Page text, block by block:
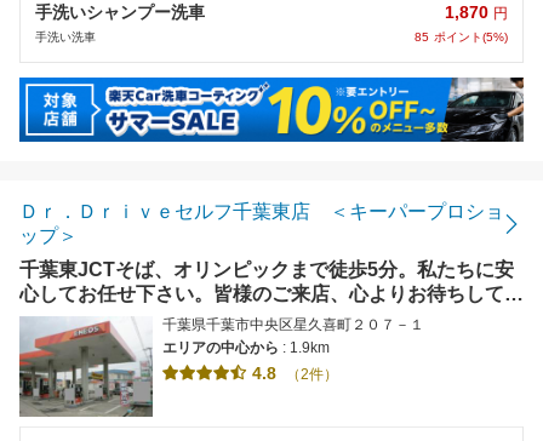
手洗いシャンプー洗車
手洗い洗車
1,870 円
85 ポイント(5%)
Ｄｒ．Ｄｒｉｖｅセルフ千葉東店 ＜キーパープロショ
ップ＞
千葉東JCTそば、オリンピックまで徒歩5分。私たちに安
心してお任せ下さい。皆様のご来店、心よりお待ちしてお
ります。
千葉県千葉市中央区星久喜町２０７－１
エリアの中心から : 1.9km
4.8 （2件）